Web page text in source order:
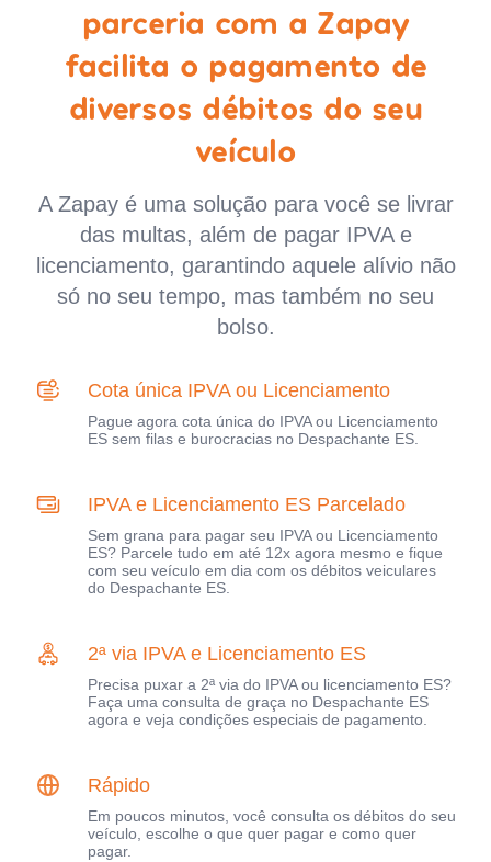
parceria com a Zapay
facilita o pagamento de
diversos débitos do seu
veículo
A Zapay é uma solução para você se livrar
das multas, além de pagar IPVA e
licenciamento, garantindo aquele alívio não
só no seu tempo, mas também no seu
bolso.
Cota única IPVA ou Licenciamento
Pague agora cota única do IPVA ou Licenciamento
ES sem filas e burocracias no Despachante ES.
IPVA e Licenciamento ES Parcelado
Sem grana para pagar seu IPVA ou Licenciamento
ES? Parcele tudo em até 12x agora mesmo e fique
com seu veículo em dia com os débitos veiculares
do Despachante ES.
2ª via IPVA e Licenciamento ES
Precisa puxar a 2ª via do IPVA ou licenciamento ES?
Faça uma consulta de graça no Despachante ES
agora e veja condições especiais de pagamento.
Rápido
Em poucos minutos, você consulta os débitos do seu
veículo, escolhe o que quer pagar e como quer
pagar.